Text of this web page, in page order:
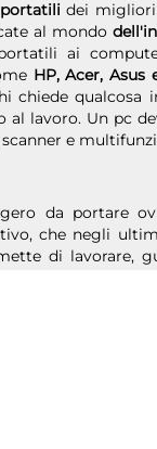
dei migliori
al mondo
ai
HP, Acer, Asus
chiede qualcosa
lavoro. Un pc
e
da portare
che negli
di lavorare,